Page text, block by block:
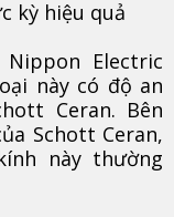
kỳ hiệu quả
Electric
này có độ an
Ceran. Bên
Schott Ceran,
này thường